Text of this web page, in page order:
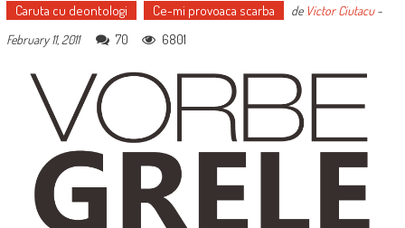
Caruta cu deontologi Ce-mi provoaca scarba de Victor Ciutacu-
February 11, 2011
70 6801